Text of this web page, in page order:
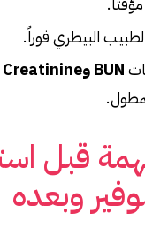
البيطري فوراً.
BUN وCreatinine
قبل
وبعده